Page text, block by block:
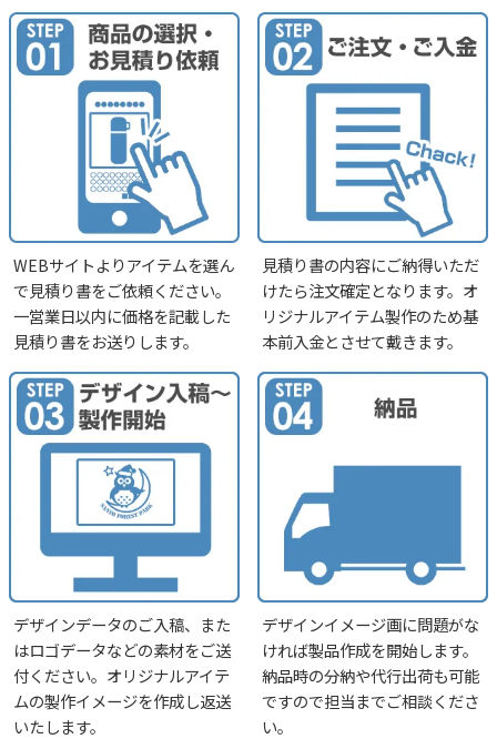
WEBサイトよりアイテムを選ん
で見積り書をご依頼ください。
一営業日以内に価格を記載した
見積り書をお送りします。
見積り書の内容にご納得いただ
けたら注文確定となります。オ
リジナルアイテム製作のため基
本前入金とさせて戴きます。
デザインデータのご入稿、また
はロゴデータなどの素材をご送
付ください。オリジナルアイテ
ムの製作イメージを作成し返送
いたします。
デザインイメージ画に問題がな
ければ製品作成を開始します。
納品時の分納や代行出荷も可能
ですので担当までご相談くださ
い。